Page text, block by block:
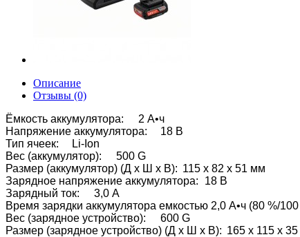
Описание
Отзывы (0)
Ёмкость аккумулятора:
2 А•ч
Напряжение аккумулятора:
18 В
Тип ячеек:
Li-Ion
Вес (аккумулятор):
500 G
Размер (аккумулятор) (Д x Ш x В): 115 x 82 x 51 мм
Зарядное напряжение аккумулятора:
18 В
Зарядный ток:
3,0 A
Время зарядки аккумулятора емкостью 2,0 А•ч (80 %/100
Вес (зарядное устройство):
600 G
Размер (зарядное устройство) (Д x Ш x В): 165 x 115 x